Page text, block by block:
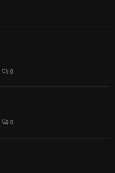
0
0